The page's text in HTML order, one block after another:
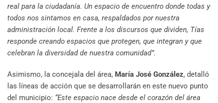
real para la ciudadanía. Un espacio de encuentro donde todas y
todos nos sintamos en casa, respaldados por nuestra
administración local. Frente a los discursos que dividen, Tías
responde creando espacios que protegen, que integran y que
celebran la diversidad de nuestra comunidad”.
Asimismo, la concejala del área, María José González, detalló
las líneas de acción que se desarrollarán en este nuevo punto
del municipio: “Este espacio nace desde el corazón del área